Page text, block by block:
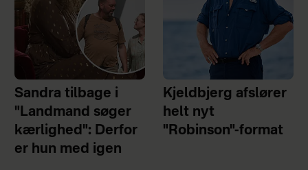
Sandra tilbage i
"Landmand søger
kærlighed": Derfor
er hun med igen
Kjeldbjerg afslører
helt nyt
"Robinson"-format